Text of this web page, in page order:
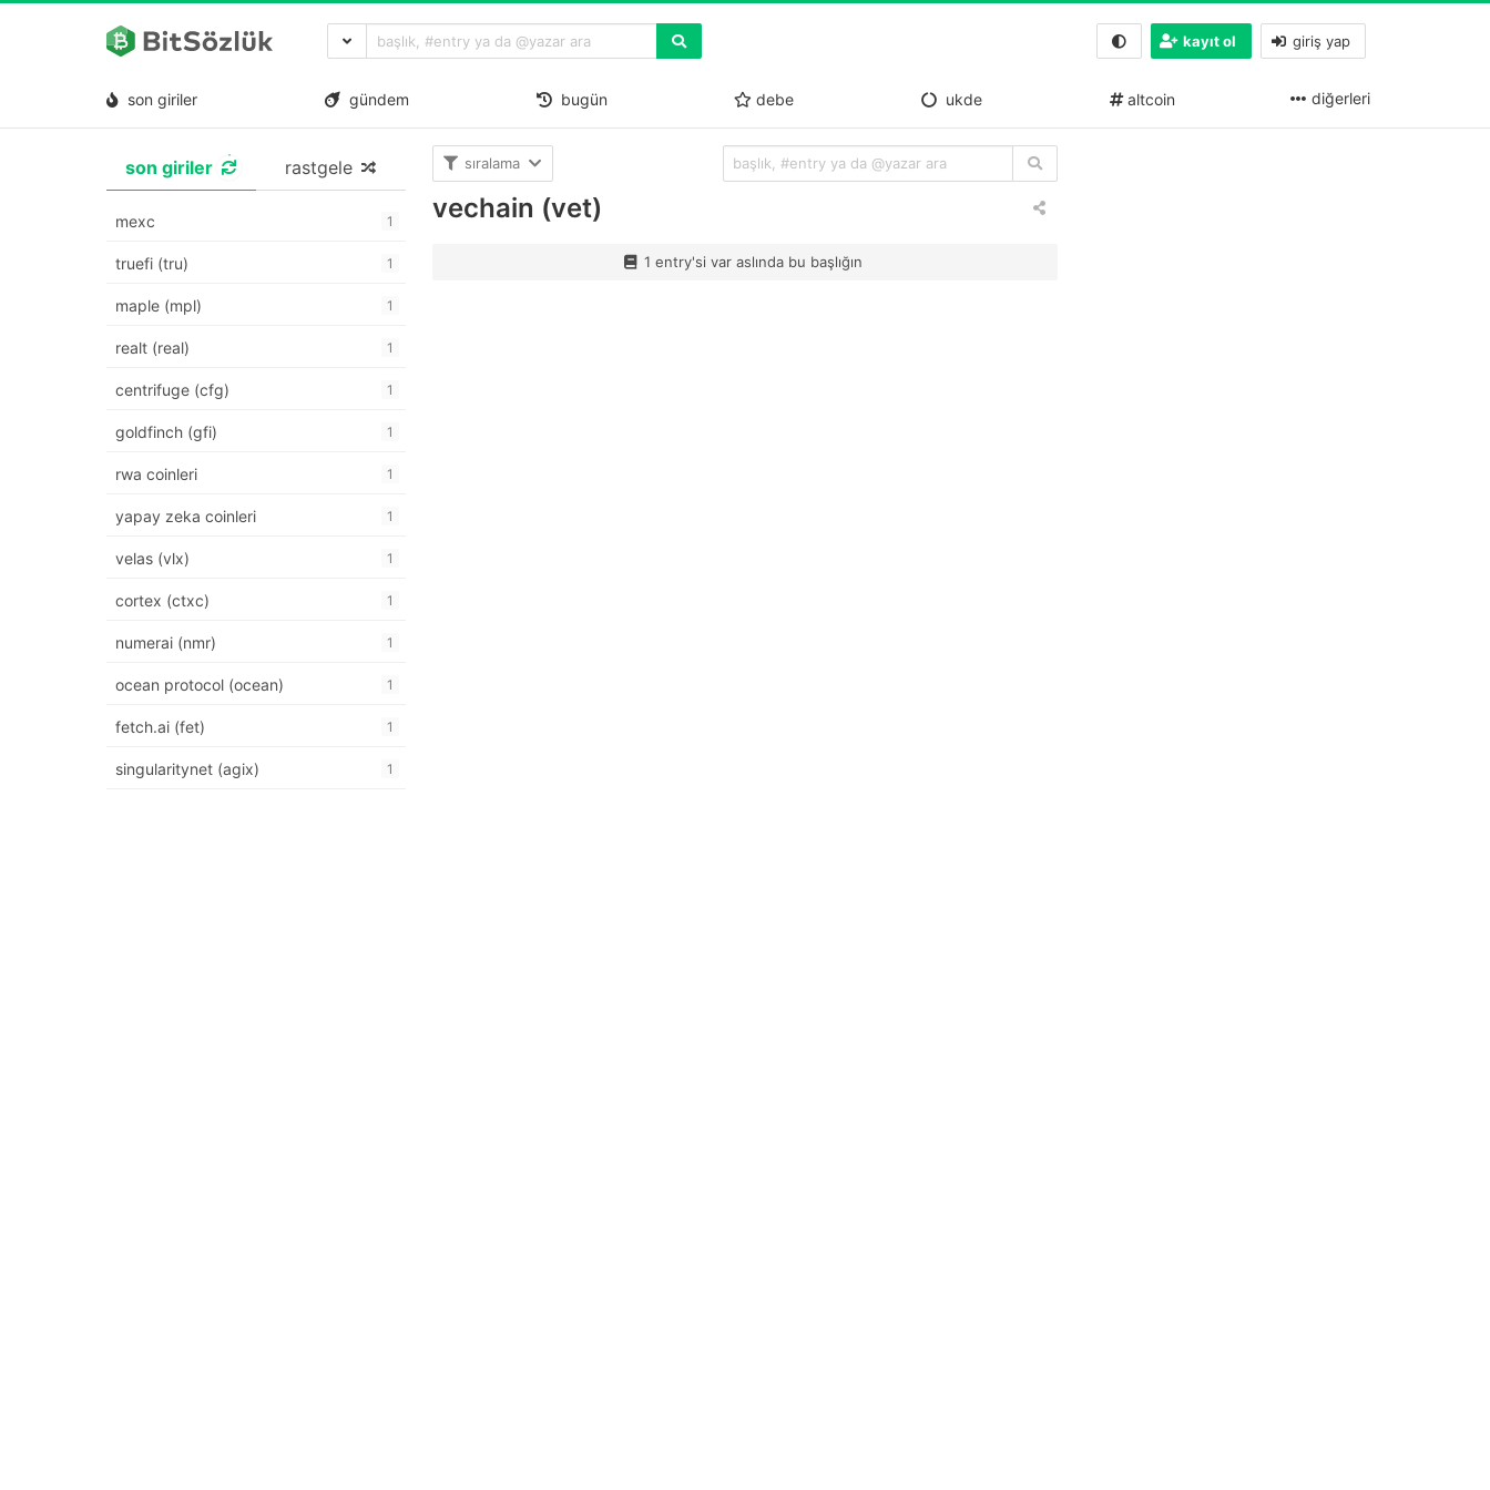
kayıt ol giriş yap
son giriler gündem bugün debe ukde altcoin diğerleri
son giriler rastgele
mexc 1
truefi (tru) 1
maple (mpl) 1
realt (real) 1
centrifuge (cfg) 1
goldfinch (gfi) 1
rwa coinleri 1
yapay zeka coinleri 1
velas (vlx) 1
cortex (ctxc) 1
numerai (nmr) 1
ocean protocol (ocean) 1
fetch.ai (fet) 1
singularitynet (agix) 1
sıralama
vechain (vet)
1 entry'si var aslında bu başlığın